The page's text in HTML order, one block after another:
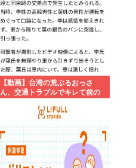
【動画】台湾の荒ぶるおっさ
ん、交通トラブルでキレて前の
るも壮絶な返り討ちにあう